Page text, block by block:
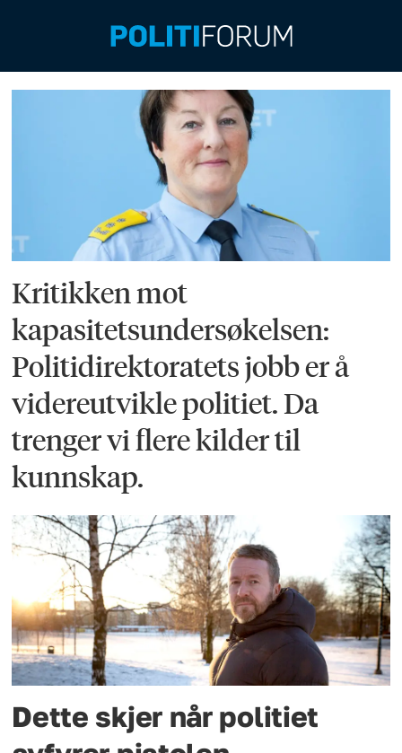
Emne:
Kritikken mot
kapasitetsundersøkelsen:
Politidirektoratets jobb er å
videreutvikle politiet. Da
trenger vi flere kilder til
kunnskap.
Dette skjer når politiet